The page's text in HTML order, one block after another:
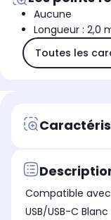
Aucune
Longueur : 2,0
Toutes les
Compatible avec
USB/USB-C